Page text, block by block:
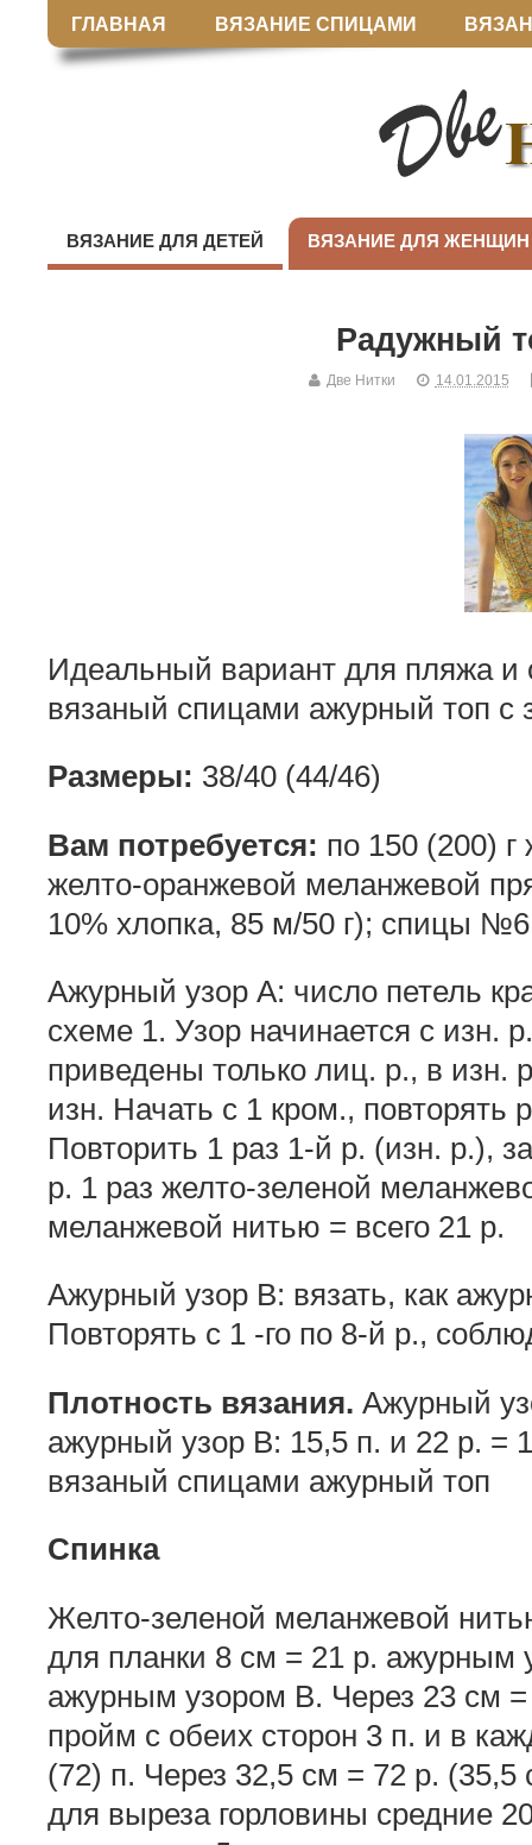
ГЛАВНАЯ ВЯЗАНИЕ СПИЦАМИ
ВЯЗАНИЕ ДЛЯ ДЕТЕЙ ВЯЗАНИЕ ДЛЯ ЖЕНЩИН
Радужный
Две Нитки 14.01.2015
Идеальный вариант для пляжа и
вязаный спицами ажурный топ с
Размеры: 38/40 (44/46)
Вам потребуется: по 150 (200)
желто-оран­жевой меланжевой
10% хлопка, 85 м/50 г); спицы
Ажурный узор А: число петель
схеме 1. Узор начинается с изн.
приведены только лиц. р., в изн.
изн. Начать с 1 кром., повторять
Повторить 1 раз 1-й р. (изн. р.),
р. 1 раз желто-зеленой
мелан­жевой нитью = всего 21 р.
Ажурный узор В: вязать, как
Повторять с 1 -го по 8-й р.,
Плотность вязания. Ажурный
ажурный узор В: 15,5 п. и 22 р. =
вязаный спицами ажурный топ
Спинка
Желто-зеленой меланжевой
для планки 8 см = 21 р. ажурным
ажурным узором В. Че­рез 23 см =
пройм с обеих сторон 3 п. и в
(72) п. Через 32,5 см = 72 р. (35,5
для выреза горловины средние